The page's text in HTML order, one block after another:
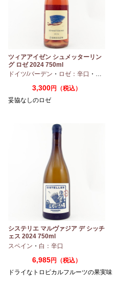
ツィアアイゼン シュメッターリン
グ ロゼ 2024 750ml
ドイツ/バーデン ・ ロゼ：辛口 ・ ピノノ
3,300円（税込）
妥協なしのロゼ
システリエ マルヴァジア デ シッチ
ェス 2024 750ml
スペイン ・ 白：辛口
6,985円（税込）
ドライなトロピカルフルーツの果実味